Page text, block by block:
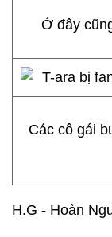
Ở đây
Các cô gái
H.G - Hoàn